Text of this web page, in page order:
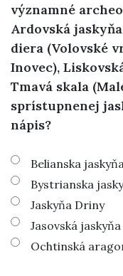
významné
Ardovská
diera (Volovské
Inovec),
Tmavá skala
sprístupnenej
nápis?
Belianska jaskyňa
Bystrianska
Jaskyňa Driny
Jasovská jaskyňa
Ochtinská